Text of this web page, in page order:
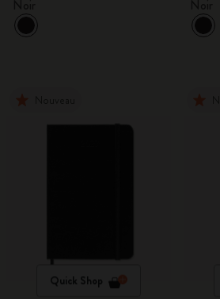
Quick Shop